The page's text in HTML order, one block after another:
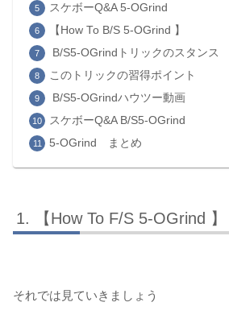
スケボーQ&A 5-OGrind
【How To B/S 5-OGrind 】
B/S5-OGrindトリックのスタンス
このトリックの習得ポイント
B/S5-OGrindハウツー動画
スケボーQ&A B/S5-OGrind
5-OGrind まとめ
【How To F/S 5-OGrind 】
それでは見ていきましょう